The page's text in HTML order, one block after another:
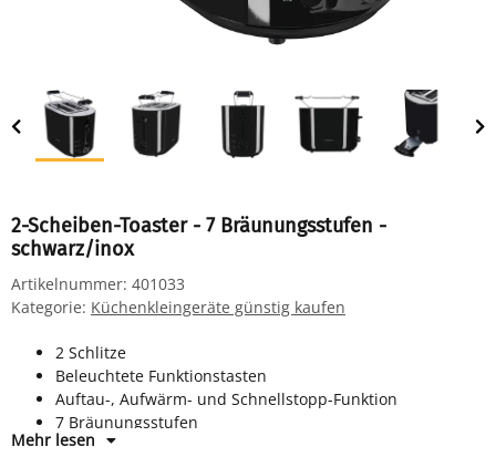
2-Scheiben-Toaster - 7 Bräunungsstufen -
schwarz/inox
Artikelnummer: 401033
Kategorie: Küchenkleingeräte günstig kaufen
2 Schlitze
Beleuchtete Funktionstasten
Auftau-, Aufwärm- und Schnellstopp-Funktion
7 Bräunungsstufen
Herausziehbare Krümelschublade
Mehr lesen